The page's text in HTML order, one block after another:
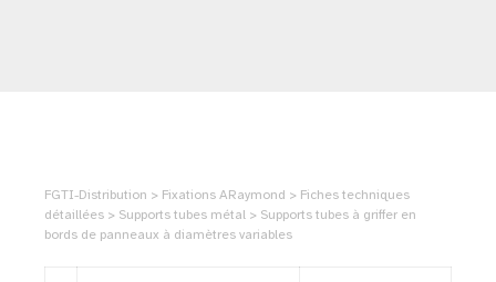
FGTI-Distribution > Fixations ARaymond > Fiches techniques
détaillées > Supports tubes métal > Supports tubes à griffer en
bords de panneaux à diamètres variables